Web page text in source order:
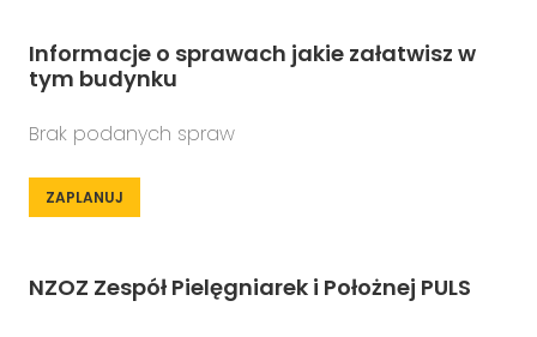
Informacje o sprawach jakie załatwisz w
tym budynku
Brak podanych spraw
ZAPLANUJ
NZOZ Zespół Pielęgniarek i Położnej PULS